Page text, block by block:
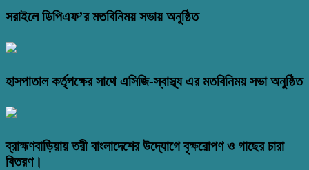
সরাইলে ডিপিএফ’র মতবিনিময় সভায় অনুষ্ঠিত
হাসপাতাল কর্তৃপক্ষের সাথে এসিজি-স্বাস্থ্য এর মতবিনিময় সভা অনুষ্ঠিত
ব্রাহ্মণবাড়িয়ায় তরী বাংলাদেশের উদ্যোগে বৃক্ষরোপণ ও গাছের চারা
বিতরণ।